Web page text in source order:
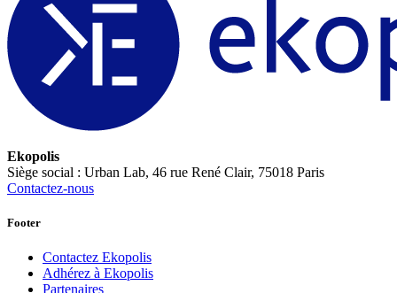
Ekopolis
Siège social : Urban Lab, 46 rue René Clair, 75018 Paris
Contactez-nous
Footer
Contactez Ekopolis
Adhérez à Ekopolis
Partenaires